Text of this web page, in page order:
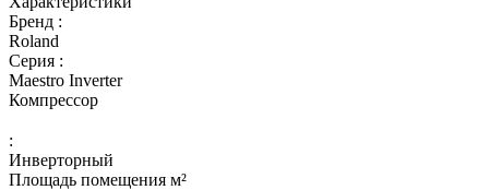
Бренд :
Roland
Серия :
Maestro Inverter
Компрессор
:
Инверторный
Площадь помещения м²